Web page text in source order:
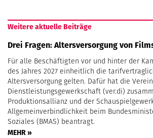
Weitere aktuelle Beiträge
Drei Fragen: Altersversorgung von
Für alle Beschäftigten vor und hinter der
des Jahres 2027 einheitlich die
Altersversorgung gelten. Dafür hat die
Dienstleistungsgewerkschaft (ver.di)
Produktionsallianz und der
Allgemeinverbindlichkeit beim
Soziales (BMAS) beantragt.
MEHR »